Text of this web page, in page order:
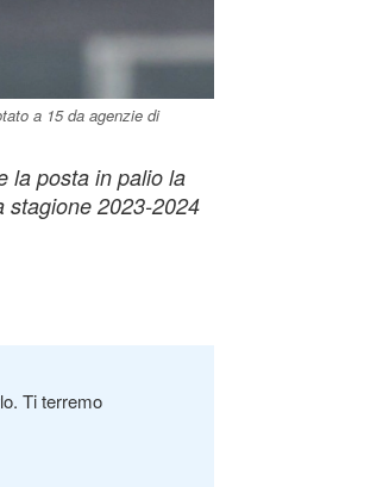
a 15 da agenzie di
la posta in palio la
stagione 2023-2024
Ti terremo